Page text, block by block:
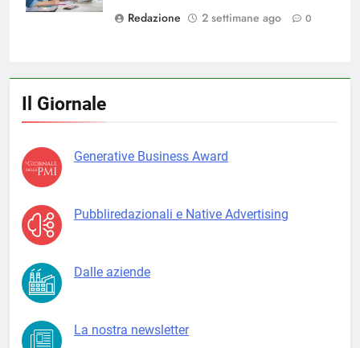
Redazione
2 settimane ago 0
Il Giornale
Generative Business Award
Pubbliredazionali e Native Advertising
Dalle aziende
La nostra newsletter